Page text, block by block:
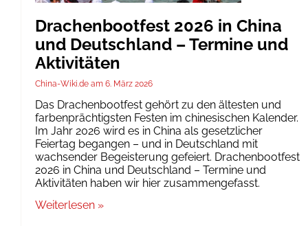
Drachenbootfest 2026 in China
und Deutschland – Termine und
Aktivitäten
China-Wiki.de 6. März 2026
Das Drachenbootfest gehört zu den ältesten und
farbenprächtigsten Festen im chinesischen Kalender.
Im Jahr 2026 wird es in China als gesetzlicher
Feiertag begangen – und in Deutschland mit
wachsender Begeisterung gefeiert. Drachenbootfest
2026 in China und Deutschland – Termine und
Aktivitäten haben wir hier zusammengefasst.
Weiterlesen »